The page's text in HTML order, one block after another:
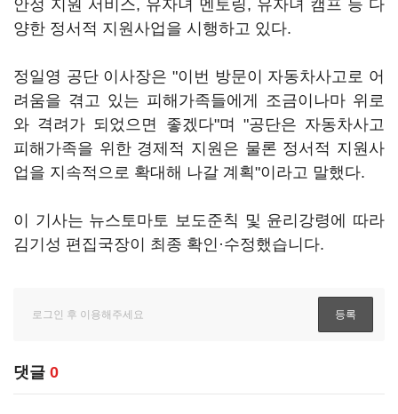
안정 지원 서비스, 유자녀 멘토링, 유자녀 캠프 등 다
양한 정서적 지원사업을 시행하고 있다.
정일영 공단 이사장은 "이번 방문이 자동차사고로 어
려움을 겪고 있는 피해가족들에게 조금이나마 위로
와 격려가 되었으면 좋겠다"며 "공단은 자동차사고
피해가족을 위한 경제적 지원은 물론 정서적 지원사
업을 지속적으로 확대해 나갈 계획"이라고 말했다.
이 기사는 뉴스토마토 보도준칙 및 윤리강령에 따라
김기성 편집국장이 최종 확인·수정했습니다.
댓글 0